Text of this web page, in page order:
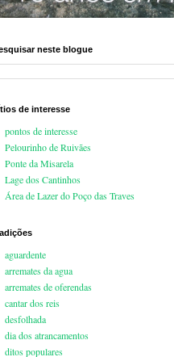
neste blogue
de interesse
pontos de interesse
Pelourinho de Ruivães
Ponte da Misarela
Lage dos Cantinhos
Área de Lazer do Poço das Traves
aguardente
arremates da agua
arremates de oferendas
cantar dos reis
desfolhada
dia dos atrancamentos
ditos populares